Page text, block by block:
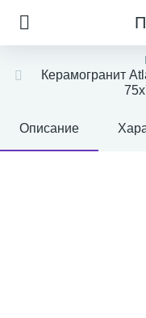
Керамогранит
Описание